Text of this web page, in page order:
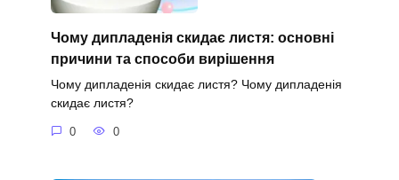
Чому дипладенія скидає листя: основні
причини та способи вирішення
Чому дипладенія скидає листя? Чому дипладенія
скидає листя?
0 0